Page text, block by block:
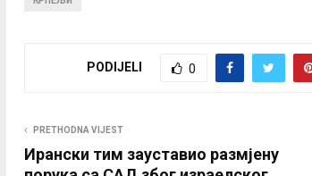
PODIJELI 0
PRETHODNA VIJEST
Ирански тим зауставио размјену